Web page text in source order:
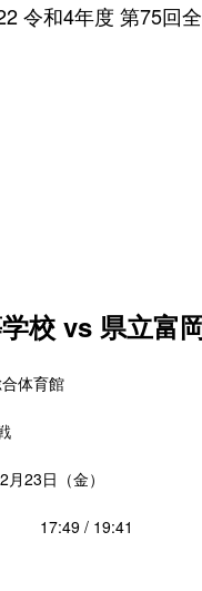
令和4年度 第75回
校 vs 県立富
体育館
23日（金）
17:49 / 19:41